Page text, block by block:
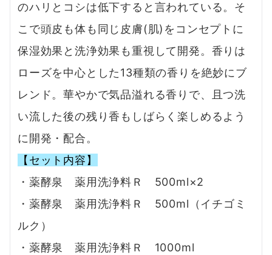
のハリとコシは低下すると言われている。そ
こで頭皮も体も同じ皮膚(肌)をコンセプトに
保湿効果と洗浄効果も重視して開発。香りは
ローズを中心とした13種類の香りを絶妙にブ
レンド。華やかで気品溢れる香りで、且つ洗
い流した後の残り香もしばらく楽しめるよう
に開発・配合。
【セット内容】
・薬酵泉 薬用洗浄料Ｒ 500ml×2
・薬酵泉 薬用洗浄料Ｒ 500ml（イチゴミ
ルク）
・薬酵泉 薬用洗浄料Ｒ 1000ml